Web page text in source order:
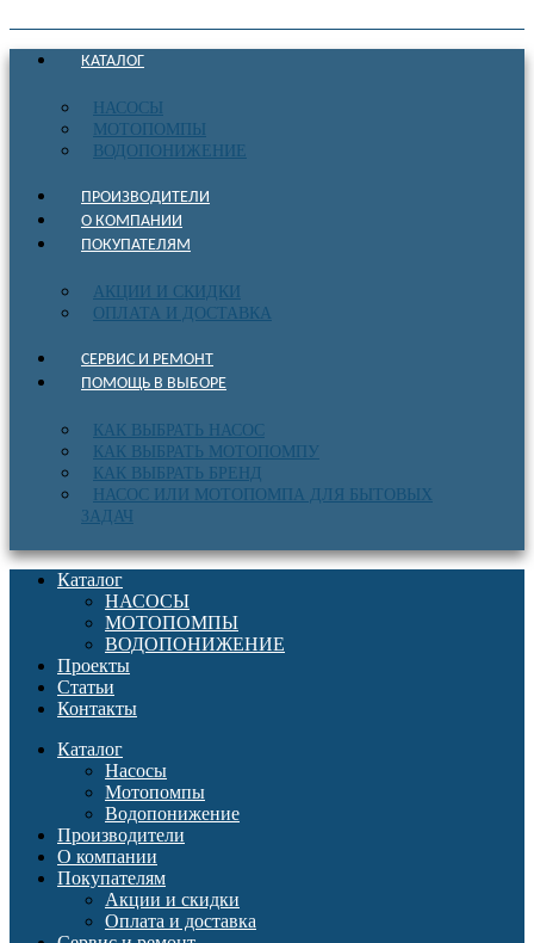
КАТАЛОГ
НАСОСЫ
МОТОПОМПЫ
ВОДОПОНИЖЕНИЕ
ПРОИЗВОДИТЕЛИ
О КОМПАНИИ
ПОКУПАТЕЛЯМ
АКЦИИ И СКИДКИ
ОПЛАТА И ДОСТАВКА
СЕРВИС И РЕМОНТ
ПОМОЩЬ В ВЫБОРЕ
КАК ВЫБРАТЬ НАСОС
КАК ВЫБРАТЬ МОТОПОМПУ
КАК ВЫБРАТЬ БРЕНД
НАСОС ИЛИ МОТОПОМПА ДЛЯ БЫТОВЫХ
ЗАДАЧ
Каталог
НАСОСЫ
МОТОПОМПЫ
ВОДОПОНИЖЕНИЕ
Проекты
Статьи
Контакты
Каталог
Насосы
Мотопомпы
Водопонижение
Производители
О компании
Покупателям
Акции и скидки
Оплата и доставка